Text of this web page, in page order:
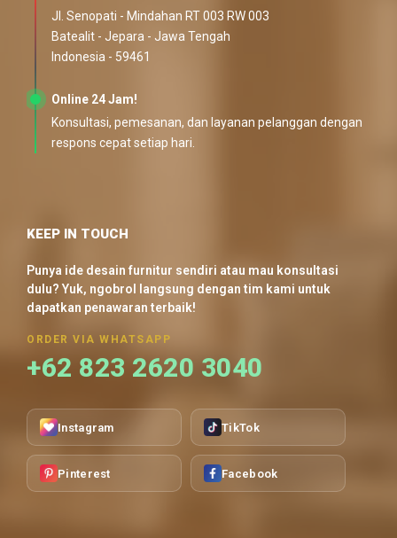
Jl. Senopati - Mindahan RT 003 RW 003
Batealit - Jepara - Jawa Tengah
Indonesia - 59461
Online 24 Jam!
Konsultasi, pemesanan, dan layanan pelanggan dengan
respons cepat setiap hari.
KEEP IN TOUCH
Punya ide desain furnitur sendiri atau mau konsultasi
dulu? Yuk, ngobrol langsung dengan tim kami untuk
dapatkan penawaran terbaik!
ORDER VIA WHATSAPP
+62 823 2620 3040
Instagram TikTok
Pinterest Facebook